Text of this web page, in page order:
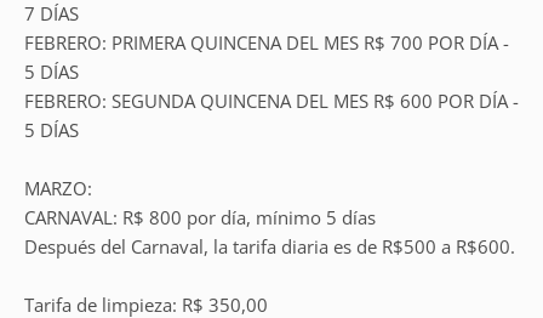
7 DÍAS
FEBRERO: PRIMERA QUINCENA DEL MES R$ 700 POR DÍA -
5 DÍAS
FEBRERO: SEGUNDA QUINCENA DEL MES R$ 600 POR DÍA -
5 DÍAS
MARZO:
CARNAVAL: R$ 800 por día, mínimo 5 días
Después del Carnaval, la tarifa diaria es de R$500 a R$600.
Tarifa de limpieza: R$ 350,00